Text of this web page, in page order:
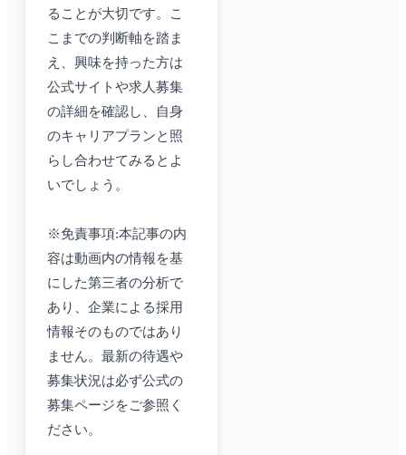
ることが大切です。こ
こまでの判断軸を踏ま
え、興味を持った方は
公式サイトや求人募集
の詳細を確認し、自身
のキャリアプランと照
らし合わせてみるとよ
いでしょう。
※免責事項:本記事の内
容は動画内の情報を基
にした第三者の分析で
あり、企業による採用
情報そのものではあり
ません。最新の待遇や
募集状況は必ず公式の
募集ページをご参照く
ださい。